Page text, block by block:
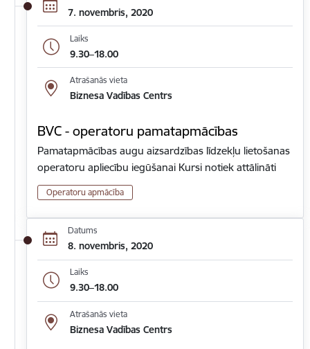
7. novembris, 2020
Laiks
9.30–18.00
Atrašanās vieta
Biznesa Vadības Centrs
BVC - operatoru pamatapmācības
Pamatapmācības augu aizsardzības līdzekļu lietošanas
operatoru apliecību iegūšanai Kursi notiek attālināti
Operatoru apmācība
Datums
8. novembris, 2020
Laiks
9.30–18.00
Atrašanās vieta
Biznesa Vadības Centrs